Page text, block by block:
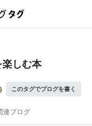
しむ本
このタグでブログを書く
連ブログ